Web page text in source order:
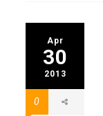
Apr
30
2013
0